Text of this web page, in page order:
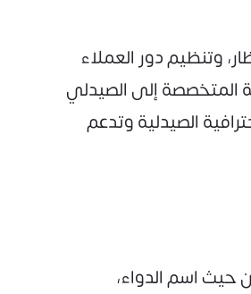
وتنظيم دور العملاء
المتخصصة إلى الصيدلي
الصيدلية وتدعم
حيث اسم الدواء،